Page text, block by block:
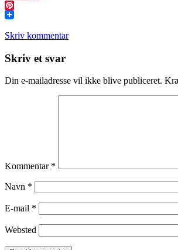
Pinterest
Skriv kommentar
Læserinteraktioner
Skriv et svar
Din e-mailadresse vil ikke blive publiceret.
Kommentar *
Navn *
E-mail *
Websted